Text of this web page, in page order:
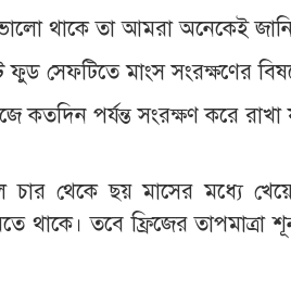
থাকে তা আমরা অনেকেই
সেফটিতে মাংস সংরক্ষণের
কতদিন পর্যন্ত সংরক্ষণ করে রাখা
চার থেকে ছয় মাসের মধ্যে
থাকে। তবে ফ্রিজের তাপমাত্রা